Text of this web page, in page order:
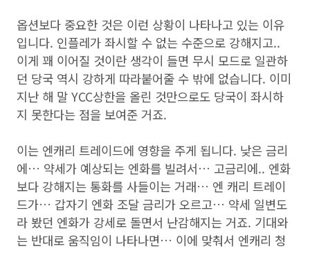
옵션보다 중요한 것은 이런 상황이 나타나고 있는 이유
입니다. 인플레가 좌시할 수 없는 수준으로 강해지고..
이게 꽤 이어질 것이란 생각이 들면 무시 모드로 일관하
던 당국 역시 강하게 따라붙어줄 수 밖에 없습니다. 이미
지난 해 말 YCC상한을 올린 것만으로도 당국이 좌시하
지 못한다는 점을 보여준 거죠.
이는 엔캐리 트레이드에 영향을 주게 됩니다. 낮은 금리
에… 약세가 예상되는 엔화를 빌려서… 고금리에.. 엔화
보다 강해지는 통화를 사들이는 거래… 엔 캐리 트레이
드가… 갑자기 엔화 조달 금리가 오르고… 약세 일변도
라 봤던 엔화가 강세로 돌면서 난감해지는 거죠. 기대와
는 반대로 움직임이 나타나면… 이에 맞춰서 엔캐리 청